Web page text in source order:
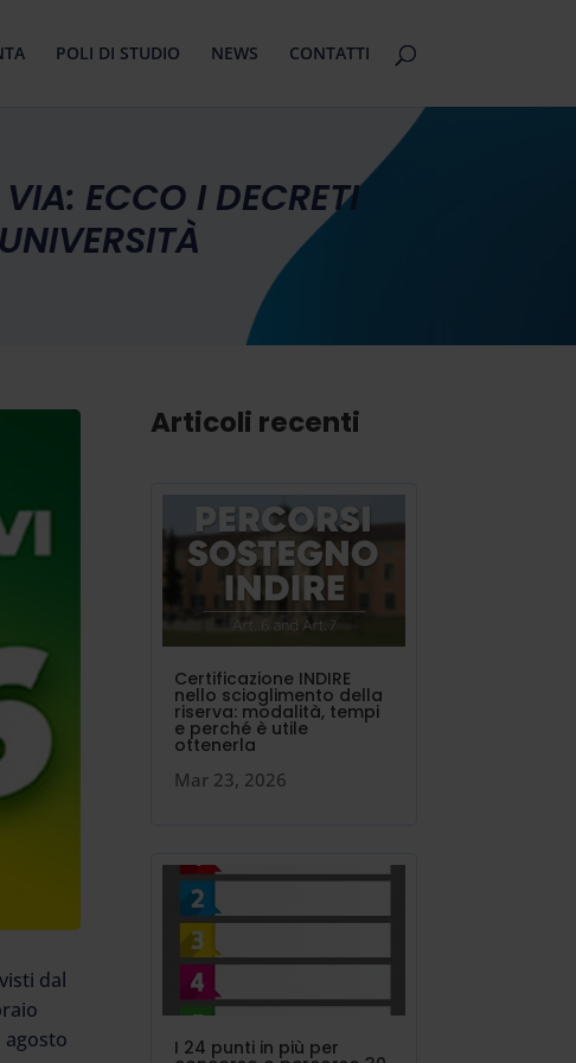
POLI DI STUDIO NEWS CONTATTI
ECCO I DECRETI
dal
agosto
Articoli recenti
Certificazione INDIRE
nello scioglimento della
riserva: modalità, tempi
e perché è utile
ottenerla
Mar 23, 2026
I 24 punti in più per